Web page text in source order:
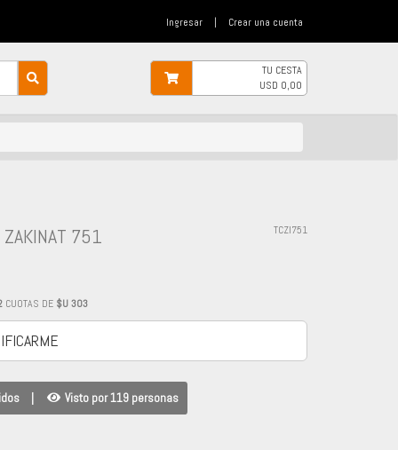
Ingresar | Crear una cuenta
TU CESTA
USD 0,00
ZAKINAT 751 TCZI751
CUOTAS DE $U 303
Visto por 119 personas